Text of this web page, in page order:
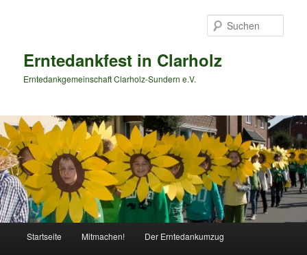
Erntedankfest in Clarholz
Erntedankgemeinschaft Clarholz-Sundern e.V.
Startseite Mitmachen! Der Erntedankumzug